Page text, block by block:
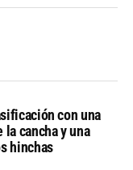
con una
cancha y una
hinchas